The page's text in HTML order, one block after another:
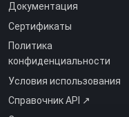
Документация
Сертификаты
Политика
конфиденциальности
Условия использования
Справочник API ↗